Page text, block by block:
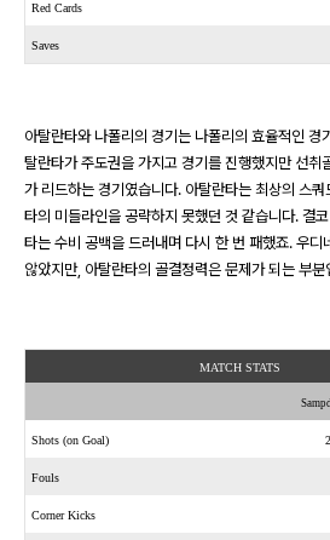
Red Cards
Saves
아탈란타와 나폴리의 경기는 나폴리의 효율적인 경
탈란타가 주도권을 가지고 경기를 진행했지만 선취
가 리드하는 경기였습니다. 아탈란타는 최상의 스
타의 미들라인을 공략하지 못했던 것 같습니다. 결
타는 수비 공백을 드러내며 다시 한 번 패했죠. 우디
않았지만, 아탈란타의 골결정력은 문제가 되는 부분
MATCH STATS
Shots (on Goal)
Fouls
Corner Kicks